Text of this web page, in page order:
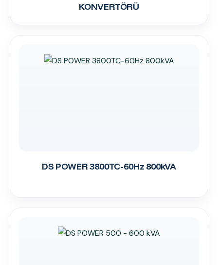
KONVERTÖRÜ
DS POWER 3800TC-60Hz 800kVA